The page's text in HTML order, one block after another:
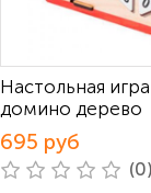
Настольная
домино дерево
695 руб